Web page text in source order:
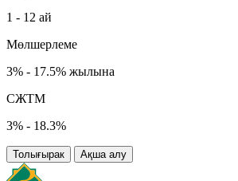
1 - 12 ай
Мөлшерлеме
3% - 17.5% жылына
СЖТМ
3% - 18.3%
Толығырак Ақша алу